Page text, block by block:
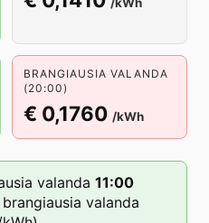
BRANGIAUSIA VALANDA
(20:00)
€ 0,1760 /kWh
valanda 11:00
brangiausia valanda